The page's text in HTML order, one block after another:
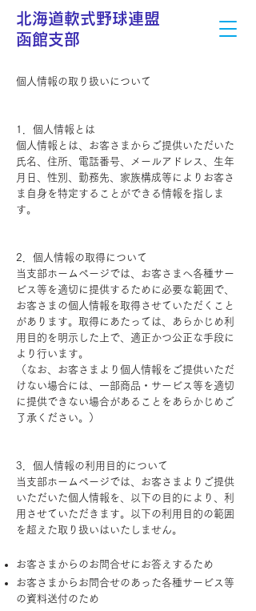
北海道軟式野球連盟
函館支部
個人情報の取り扱いについて
1．個人情報とは
個人情報とは、お客さまからご提供いただいた
氏名、住所、電話番号、メールアドレス、生年
月日、性別、勤務先、家族構成等によりお客さ
ま自身を特定することができる情報を指しま
す。
2．個人情報の取得について
当支部ホームページでは、お客さまへ各種サー
ビス等を適切に提供するために必要な範囲で、
お客さまの個人情報を取得させていただくこと
があります。取得にあたっては、あらかじめ利
用目的を明示した上で、適正かつ公正な手段に
より行います。
（なお、お客さまより個人情報をご提供いただ
けない場合には、一部商品・サービス等を適切
に提供できない場合があることをあらかじめご
了承ください。）
3．個人情報の利用目的について
当支部ホームページでは、お客さまよりご提供
いただいた個人情報を、以下の目的により、利
用させていただきます。以下の利用目的の範囲
を超えた取り扱いはいたしません。
お客さまからのお問合せにお答えするため
お客さまからお問合せのあった各種サービス等
の資料送付のため